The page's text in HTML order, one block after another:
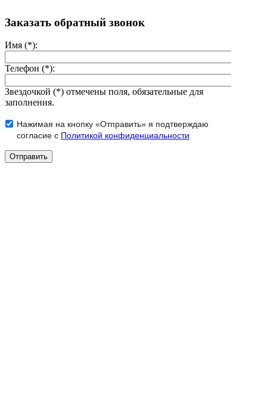
Заказать обратный звонок
Имя (*):
Телефон (*):
Звездочкой (*) отмечены поля, обязательные для
заполнения.
Нажимая на кнопку «Отправить» я подтверждаю
согласие с Политикой конфиденциальности